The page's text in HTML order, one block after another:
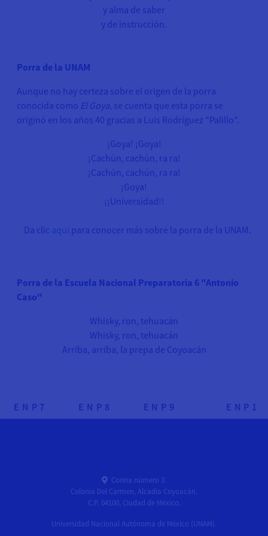
y alma de saber
y de instrucción.
Porra de la UNAM
Aunque no hay certeza sobre el origen de la porra
conocida como El Goya, se cuenta que esta porra se
originó en los años 40 gracias a Luis Rodríguez "Palillo".
¡Goya! ¡Goya!
¡Cachún, cachún, ra ra!
¡Cachún, cachún, ra ra!
¡Goya!
¡¡Universidad!!
Da clic aquí para conocer más sobre la porra de la UNAM.
Porra de la Escuela Nacional Preparatoria 6 "Antonio
Caso"
Whisky, ron, tehuacán
Whisky, ron, tehuacán
Arriba, arriba, la prepa de Coyoacán
7 8 9 1
Corina número 3.
Colonia Del Carmen, Alcadía Coyoacán.
C.P. 04100, Ciudad de México.
Universidad Nacional Autónoma de México (UNAM).